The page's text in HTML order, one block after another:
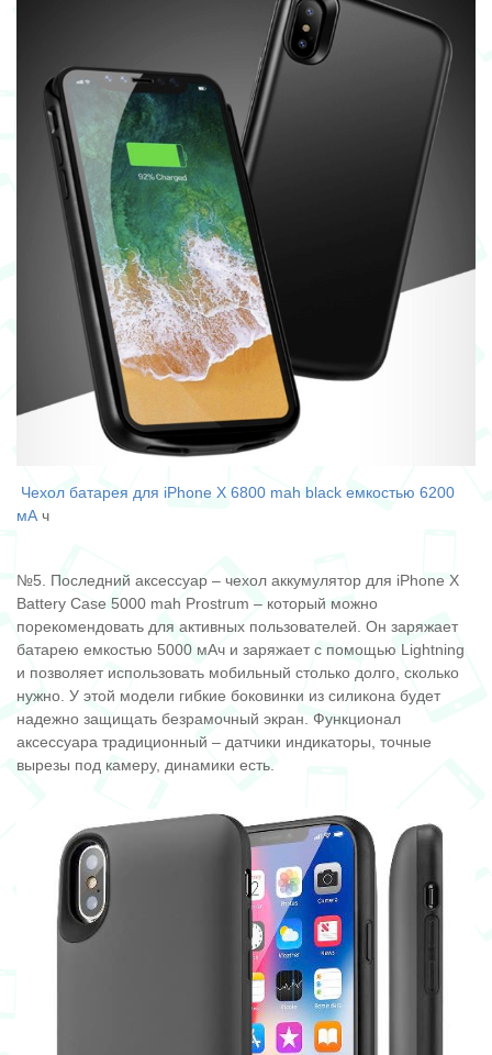
Чехол батарея для iPhone Х 6800 mah black емкостью 6200
мА ч
№5. Последний аксессуар – чехол аккумулятор для iPhone X
Battery Case 5000 mah Prostrum – который можно
порекомендовать для активных пользователей. Он заряжает
батарею емкостью 5000 мАч и заряжает с помощью Lightning
и позволяет использовать мобильный столько долго, сколько
нужно. У этой модели гибкие боковинки из силикона будет
надежно защищать безрамочный экран. Функционал
аксессуара традиционный – датчики индикаторы, точные
вырезы под камеру, динамики есть.